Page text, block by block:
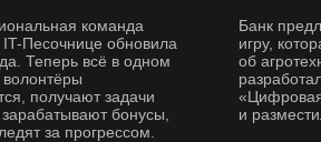
Банк
игру,
об
и
команда
IT-Песочнице обновила
Теперь всё в одном
получают задачи
бонусы,
за прогрессом.